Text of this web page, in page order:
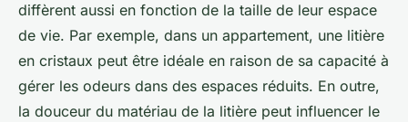
diffèrent aussi en fonction de la taille de leur espace
de vie. Par exemple, dans un appartement, une litière
en cristaux peut être idéale en raison de sa capacité à
gérer les odeurs dans des espaces réduits. En outre,
la douceur du matériau de la litière peut influencer le